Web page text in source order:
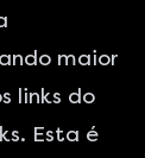
maior
links do
Esta é